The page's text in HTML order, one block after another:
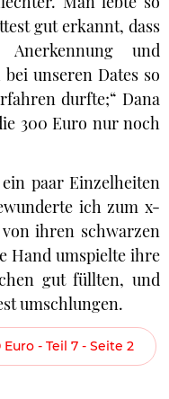
gut erkannt, dass
und
unseren Dates so
durfte;“ Dana
300 Euro nur noch
paar Einzelheiten
ich zum x-
ihren schwarzen
Hand umspielte ihre
gut füllten, und
umschlungen.
Euro - Teil 7 - Seite 2